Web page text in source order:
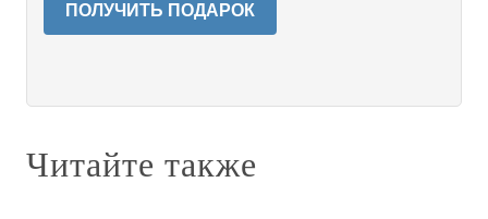
ПОЛУЧИТЬ ПОДАРОК
Читайте также